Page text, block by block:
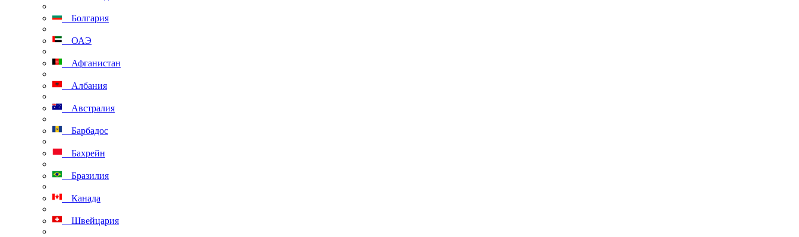
Болгария
ОАЭ
Афганистан
Албания
Австралия
Барбадос
Бахрейн
Бразилия
Канада
Швейцария